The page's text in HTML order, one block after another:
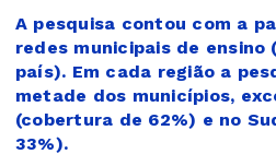
A pesquisa contou com a
redes municipais de
país). Em cada região a
metade dos municípios,
(cobertura de 62%) e no
33%).